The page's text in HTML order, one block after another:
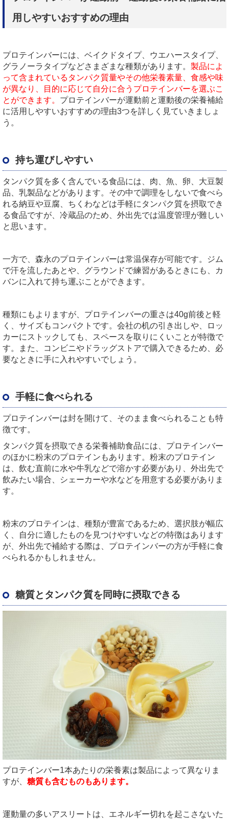
用しやすいおすすめの理由
プロテインバーには、ベイクドタイプ、ウエハースタイプ、
グラノーラタイプなどさまざまな種類があります。 製品によ
って含まれているタンパク質量やその他栄養素量、食感や味
が異なり、目的に応じて自分に合うプロテインバーを選ぶこ
とができます。 プロテインバーが運動前と運動後の栄養補給
に活用しやすいおすすめの理由3つを詳しく見ていきましょ
う。
持ち運びしやすい
タンパク質を多く含んでいる食品には、肉、魚、卵、大豆製
品、乳製品などがあります。その中で調理をしないで食べら
れる納豆や豆腐、ちくわなどは手軽にタンパク質を摂取でき
る食品ですが、冷蔵品のため、外出先では温度管理が難しい
と思います。
一方で、森永のプロテインバーは常温保存が可能です。ジム
で汗を流したあとや、グラウンドで練習があるときにも、カ
バンに入れて持ち運ぶことができます。
種類にもよりますが、プロテインバーの重さは40g前後と軽
く、サイズもコンパクトです。会社の机の引き出しや、ロッ
カーにストックしても、スペースを取りにくいことが特徴で
す。また、コンビニやドラッグストアで購入できるため、必
要なときに手に入れやすいでしょう。
手軽に食べられる
プロテインバーは封を開けて、そのまま食べられることも特
徴です。
タンパク質を摂取できる栄養補助食品には、プロテインバー
のほかに粉末のプロテインもあります。粉末のプロテイン
は、飲む直前に水や牛乳などで溶かす必要があり、外出先で
飲みたい場合、シェーカーや水などを用意する必要がありま
す。
粉末のプロテインは、種類が豊富であるため、選択肢が幅広
く、自分に適したものを見つけやすいなどの特徴はあります
が、外出先で補給する際は、プロテインバーの方が手軽に食
べられるかもしれません。
糖質とタンパク質を同時に摂取できる
プロテインバー1本あたりの栄養素は製品によって異なりま
すが、 糖質も含むものもあります。
運動量の多いアスリートは、エネルギー切れを起こさないた